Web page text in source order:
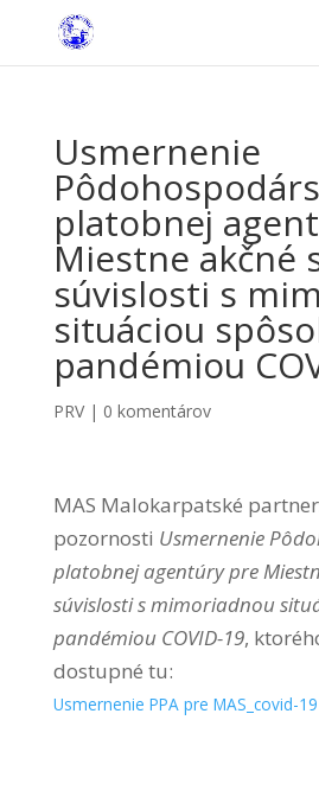
Usmernenie
platobnej
Miestne akčné
súvislosti s
situáciou
pandémiou
PRV| 0 komentárov
MAS Malokarpatské
pozornosti Usmernenie
platobnej agentúry pre
súvislosti s mimoriadnou
pandémiou COVID-19,
dostupné tu:
Usmernenie PPA pre MAS_covid-19